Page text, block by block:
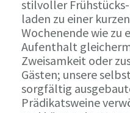
stilvoller
laden zu einer
Wochenende wie zu
Aufenthalt
Zweisamkeit oder
Gästen; unsere
sorgfältig
Prädikatsweine